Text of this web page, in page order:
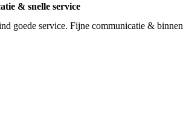
& snelle service
goede service. Fijne communicatie &